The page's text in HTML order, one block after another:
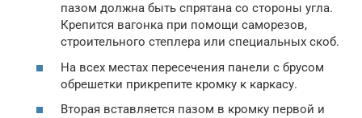
пазом должна быть спрятана со стороны угла.
Крепится вагонка при помощи саморезов,
строительного степлера или специальных скоб.
На всех местах пересечения панели с брусом
обрешетки прикрепите кромку к каркасу.
Вторая вставляется пазом в кромку первой и